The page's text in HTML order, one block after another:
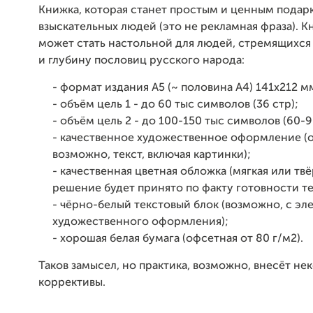
Книжка, которая станет простым и ценным
взыскательных людей (это не рекламная фраза).
может стать настольной для людей, стремящихся
и глубину пословиц русского народа:
- формат издания А5 (~ половина А4) 141х212
- объём цель 1 - до 60 тыс символов (36 стр);
- объём цель 2 - до 100-150 тыс символов (60-
- качественное художественное оформление
возможно, текст, включая картинки);
- качественная цветная обложка (мягкая или
решение будет принято по факту готовности
- чёрно-белый текстовый блок (возможно, с
художественного оформления);
- хорошая белая бумага (офсетная от 80 г/м2).
Таков замысел, но практика, возможно, внесёт
коррективы.